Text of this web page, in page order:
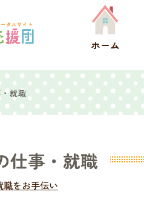
ホーム
就職
仕事・就職
をお手伝い